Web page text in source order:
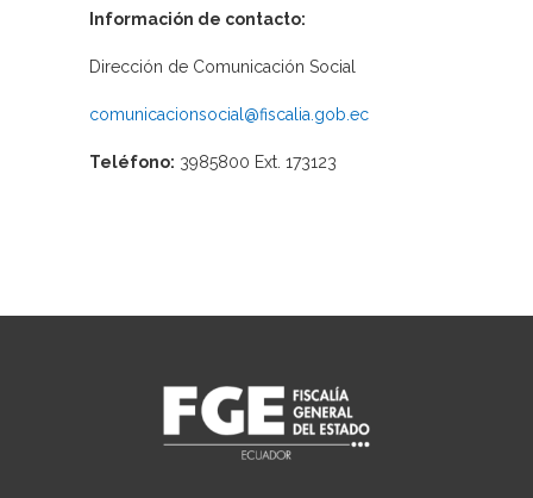
Información de contacto:
Dirección de Comunicación Social
comunicacionsocial@fiscalia.gob.ec
Teléfono: 3985800 Ext. 173123